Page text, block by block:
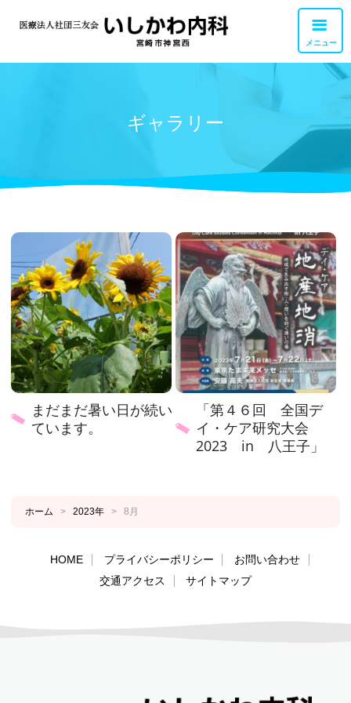
メニュー
健康診断・検査
訪問診療・訪問看護
私達について
交通アクセスギャラリー
まだまだ暑い日が続い
ています。
「第４６回 全国デ
イ・ケア研究大会
2023 in 八王子」
ホーム > 2023年 > 8月
HOME プライバシーポリシー
お問い合わせ
交通アクセス
サイトマップ